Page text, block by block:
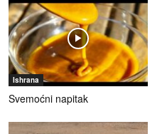
Ishrana
Svemoćni napitak